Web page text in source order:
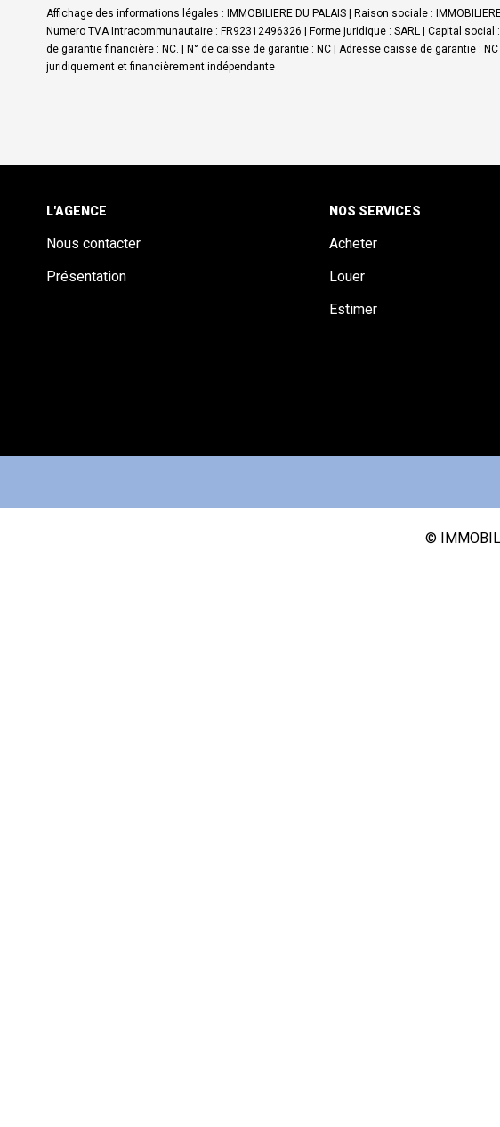
Affichage des informations légales : IMMOBILIERE DU PALAIS | Raison sociale :
Numero TVA Intracommunautaire : FR92312496326 | Forme juridique : SARL | Capital social
de garantie financière : NC. | N° de caisse de garantie : NC | Adresse caisse de garantie :
juridiquement et financièrement indépendante
L'AGENCE
Nous contacter
Présentation
NOS SERVICES
Acheter
Louer
Estimer
©